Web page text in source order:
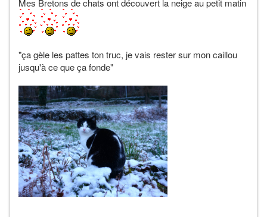
"ça gèle les pattes ton truc, je vais rester sur mon caillou
jusqu'à ce que ça fonde"